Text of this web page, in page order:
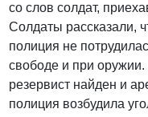
со слов солдат,
Солдаты рассказали,
полиция не
свободе и при
резервист найден и
полиция возбудила